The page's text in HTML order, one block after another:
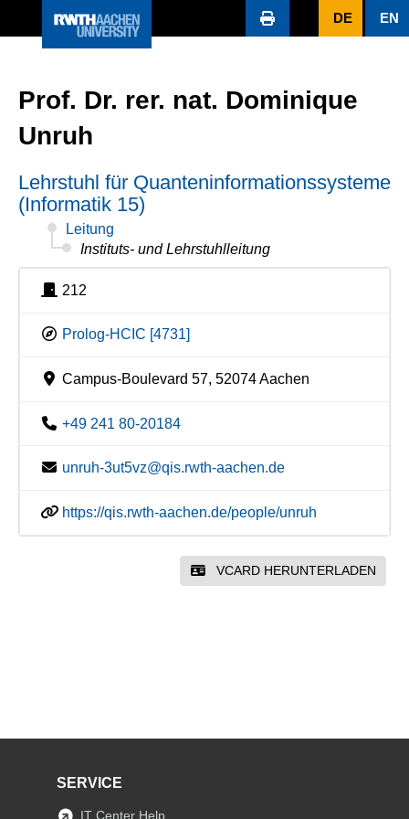
DE EN
Prof. Dr. rer. nat. Dominique
Unruh
Lehrstuhl für Quanteninformationssysteme
(Informatik 15)
Leitung
Instituts- und Lehrstuhlleitung
212
Prolog-HCIC [4731]
Campus-Boulevard 57, 52074 Aachen
+49 241 80-20184
unruh-3ut5vz@qis.rwth-aachen.de
https://qis.rwth-aachen.de/people/unruh
VCARD HERUNTERLADEN
SERVICE
IT Center Help